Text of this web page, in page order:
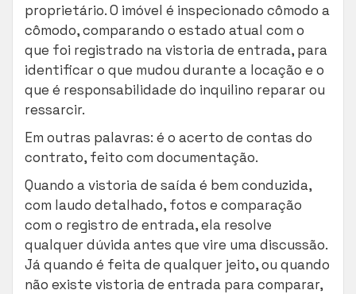
proprietário. O imóvel é inspecionado cômodo a
cômodo, comparando o estado atual com o
que foi registrado na vistoria de entrada, para
identificar o que mudou durante a locação e o
que é responsabilidade do inquilino reparar ou
ressarcir.
Em outras palavras: é o acerto de contas do
contrato, feito com documentação.
Quando a vistoria de saída é bem conduzida,
com laudo detalhado, fotos e comparação
com o registro de entrada, ela resolve
qualquer dúvida antes que vire uma discussão.
Já quando é feita de qualquer jeito, ou quando
não existe vistoria de entrada para comparar,